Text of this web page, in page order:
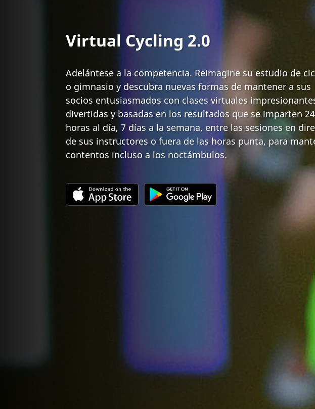
Virtual Cycling 2.0
Adelántese a la competencia. Reimagine su estudio de
o gimnasio y descubra nuevas formas de mantener a sus
socios entusiasmados con clases virtuales
divertidas y basadas en los resultados que se imparten 24
horas al día, 7 días a la semana, entre las sesiones en
de sus instructores o fuera de las horas punta, para
contentos incluso a los noctámbulos.